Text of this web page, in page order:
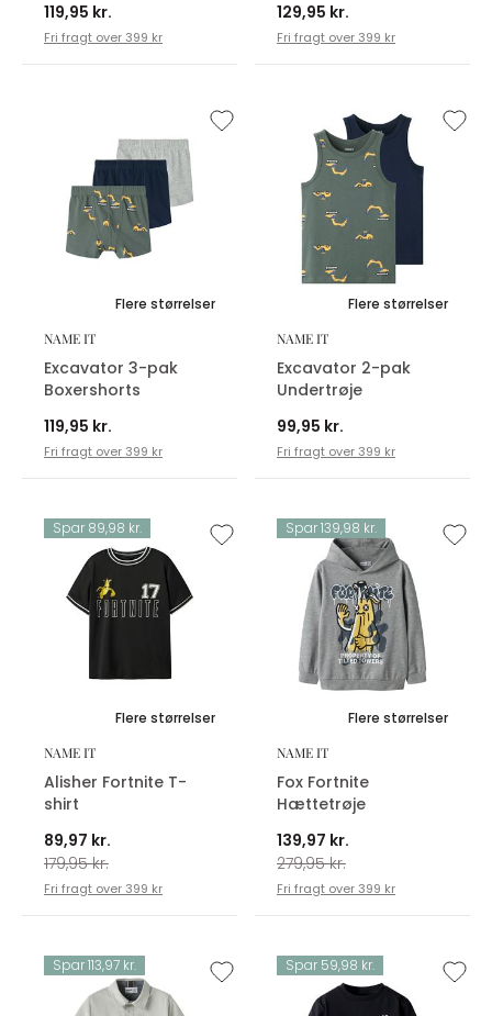
119,95 kr.
Fri fragt over 399 kr
129,95 kr.
Fri fragt over 399 kr
Flere størrelser
NAME IT
Excavator 3-pak
Boxershorts
119,95 kr.
Fri fragt over 399 kr
Flere størrelser
NAME IT
Excavator 2-pak
Undertrøje
99,95 kr.
Fri fragt over 399 kr
Spar 89,98 kr.
Flere størrelser
NAME IT
Alisher Fortnite T-
shirt
89,97 kr.
179,95 kr.
Fri fragt over 399 kr
Spar 139,98 kr.
Flere størrelser
NAME IT
Fox Fortnite
Hættetrøje
139,97 kr.
279,95 kr.
Fri fragt over 399 kr
Spar 113,97 kr. Spar 59,98 kr.